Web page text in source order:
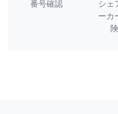
番号確認
シェ
ーカ
険